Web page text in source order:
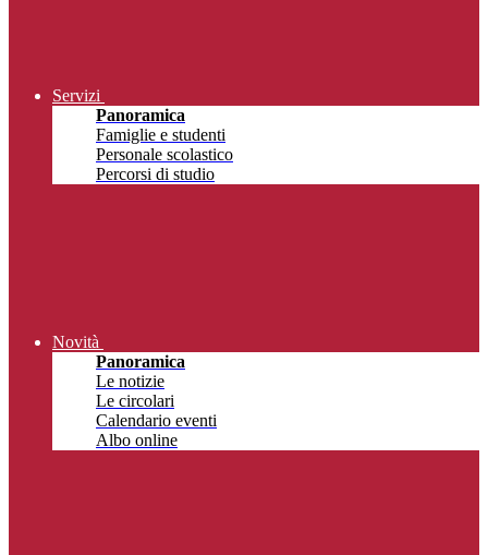
Servizi
Panoramica
Famiglie e studenti
Personale scolastico
Percorsi di studio
Novità
Panoramica
Le notizie
Le circolari
Calendario eventi
Albo online